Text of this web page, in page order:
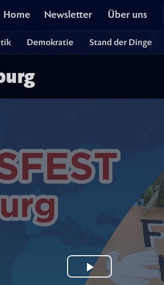
Home Newsletter Über uns
Demokratie Stand der Dinge